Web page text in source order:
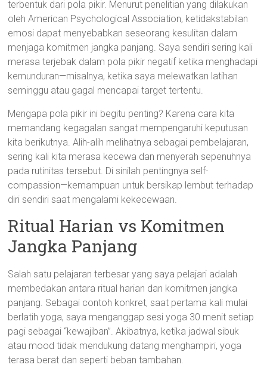
terbentuk dari pola pikir. Menurut penelitian yang dilakukan
oleh American Psychological Association, ketidakstabilan
emosi dapat menyebabkan seseorang kesulitan dalam
menjaga komitmen jangka panjang. Saya sendiri sering kali
merasa terjebak dalam pola pikir negatif ketika menghadapi
kemunduran—misalnya, ketika saya melewatkan latihan
seminggu atau gagal mencapai target tertentu.
Mengapa pola pikir ini begitu penting? Karena cara kita
memandang kegagalan sangat mempengaruhi keputusan
kita berikutnya. Alih-alih melihatnya sebagai pembelajaran,
sering kali kita merasa kecewa dan menyerah sepenuhnya
pada rutinitas tersebut. Di sinilah pentingnya self-
compassion—kemampuan untuk bersikap lembut terhadap
diri sendiri saat mengalami kekecewaan.
Ritual Harian vs Komitmen
Jangka Panjang
Salah satu pelajaran terbesar yang saya pelajari adalah
membedakan antara ritual harian dan komitmen jangka
panjang. Sebagai contoh konkret, saat pertama kali mulai
berlatih yoga, saya menganggap sesi yoga 30 menit setiap
pagi sebagai “kewajiban”. Akibatnya, ketika jadwal sibuk
atau mood tidak mendukung datang menghampiri, yoga
terasa berat dan seperti beban tambahan.